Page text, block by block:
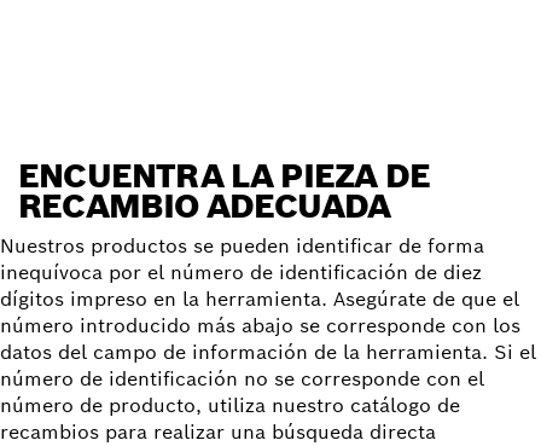
ENCUENTRA LA PIEZA DE
RECAMBIO ADECUADA
Nuestros productos se pueden identificar de forma
inequívoca por el número de identificación de diez
dígitos impreso en la herramienta. Asegúrate de que el
número introducido más abajo se corresponde con los
datos del campo de información de la herramienta. Si el
número de identificación no se corresponde con el
número de producto, utiliza nuestro catálogo de
recambios para realizar una búsqueda directa